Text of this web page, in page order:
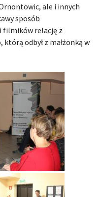
ale i innych
sposób
filmików relację z
odbył z małżonką w